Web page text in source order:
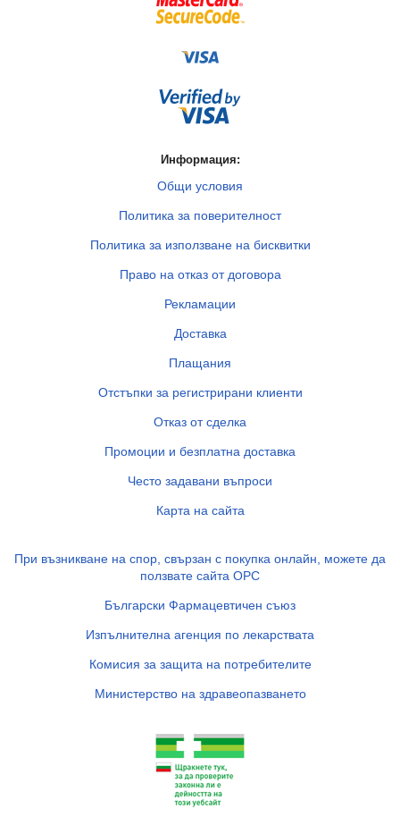
Информация:
Общи условия
Политика за поверителност
Политика за използване на бисквитки
Право на отказ от договора
Рекламации
Доставка
Плащания
Отстъпки за регистрирани клиенти
Отказ от сделка
Промоции и безплатна доставка
Често задавани въпроси
Карта на сайта
При възникване на спор, свързан с покупка онлайн, можете да
ползвате сайта ОРС
Български Фармацевтичен съюз
Изпълнителна агенция по лекарствата
Комисия за защита на потребителите
Министерство на здравеопазването